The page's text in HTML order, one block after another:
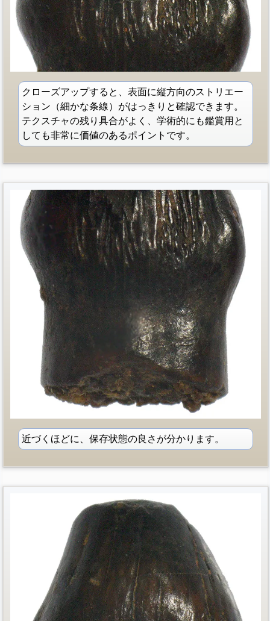
クローズアップすると、表面に縦方向のストリエー
ション（細かな条線）がはっきりと確認できます。
テクスチャの残り具合がよく、学術的にも鑑賞用と
しても非常に価値のあるポイントです。
近づくほどに、保存状態の良さが分かります。